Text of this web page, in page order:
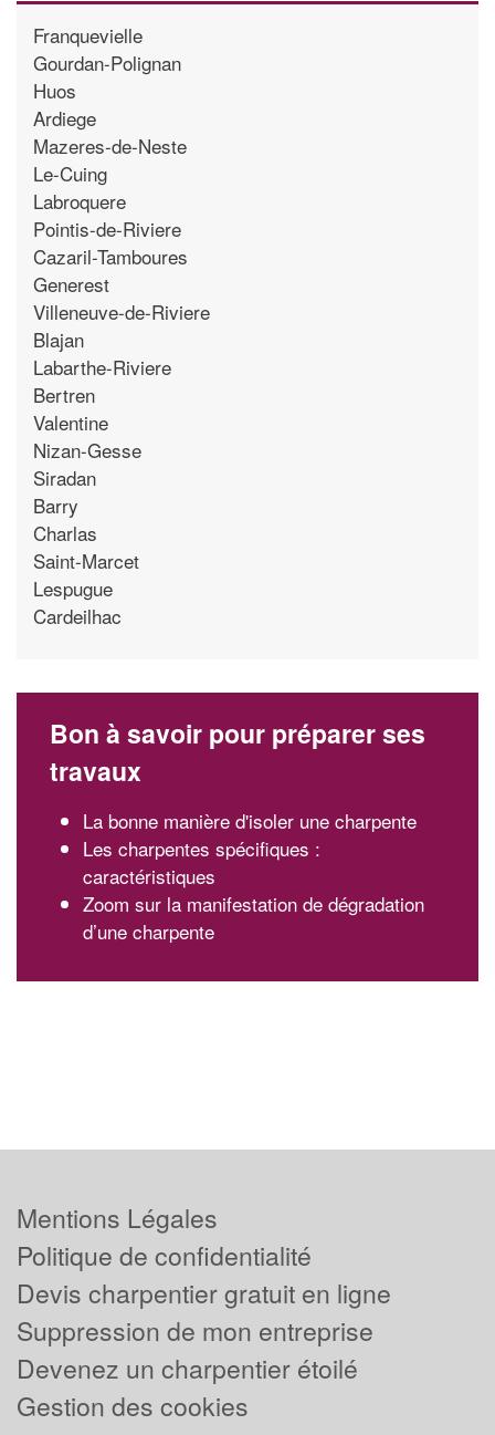
Franquevielle
Gourdan-Polignan
Huos
Ardiege
Mazeres-de-Neste
Le-Cuing
Labroquere
Pointis-de-Riviere
Cazaril-Tamboures
Generest
Villeneuve-de-Riviere
Blajan
Labarthe-Riviere
Bertren
Valentine
Nizan-Gesse
Siradan
Barry
Charlas
Saint-Marcet
Lespugue
Cardeilhac
Bon à savoir pour préparer ses
travaux
La bonne manière d'isoler une charpente
Les charpentes spécifiques :
caractéristiques
Zoom sur la manifestation de dégradation
d’une charpente
Mentions Légales
Politique de confidentialité
Devis charpentier gratuit en ligne
Suppression de mon entreprise
Devenez un charpentier étoilé
Gestion des cookies